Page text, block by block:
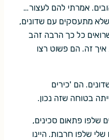
אמרתי להם לעצור…
שלא מתעסקים עם שדונים,
כל כך הרבה זהב
זה. הם פשוט רצו
הם 'כירים
בטוחה שזה נכון.
שלפו פתאום סכינים,
שלפו חרבות. היינו